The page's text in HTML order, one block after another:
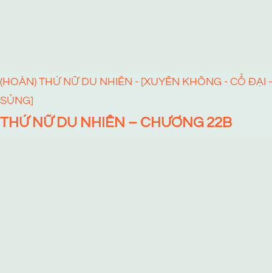
(HOÀN) THỨ NỮ DU NHIÊN - [XUYÊN KHÔNG - CỔ ĐẠI -
SỦNG]
THỨ NỮ DU NHIÊN – CHƯƠNG 22B